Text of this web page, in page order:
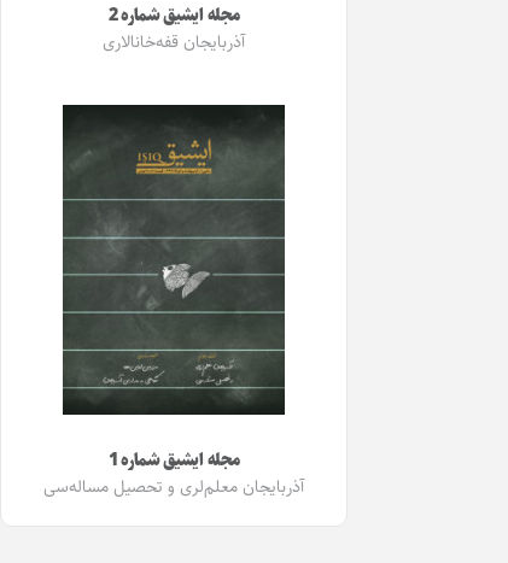
مجله ایشیق شماره 2
آذربایجان قفه‌خانالاری
مجله ایشیق شماره 1
آذربایجان معلم‌لری و تحصیل مساله‌سی